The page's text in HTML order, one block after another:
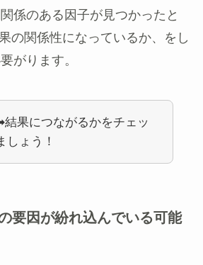
係のある因子が見つかったと
の関係性になっているか、をし
がります。
結果につながるかをチェッ
しょう！
要因が紛れ込んでいる可能